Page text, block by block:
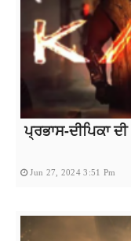
ਪ੍ਰਭਾਸ-ਦੀਪਿਕਾ
Jun 27, 2024 3:51 Pm